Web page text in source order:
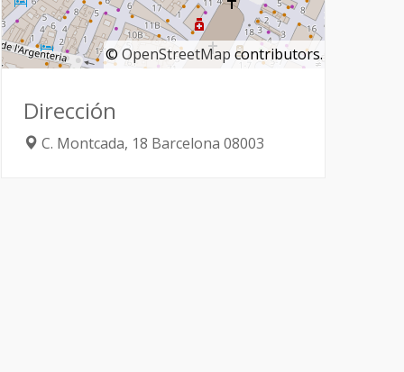
© OpenStreetMap contributors.
Dirección
C. Montcada, 18 Barcelona 08003